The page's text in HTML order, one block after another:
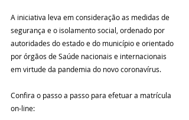
A iniciativa leva em consideração as medidas de
segurança e o isolamento social, ordenado por
autoridades do estado e do município e orientado
por órgãos de Saúde nacionais e internacionais
em virtude da pandemia do novo coronavírus.
Confira o passo a passo para efetuar a matrícula
on-line: